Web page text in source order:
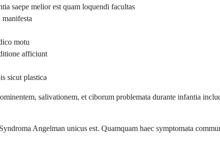
saepe melior est quam loquendi facultas
manifesta
motu
afficiunt
sicut plastica
salivationem, et ciborum problemata durante infantia
Angelman unicus est. Quamquam haec symptomata